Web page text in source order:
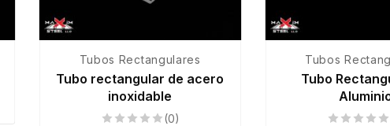
Tubos Rectangulares
Tubo rectangular de acero
inoxidable
(0)
Tubos
Tubo